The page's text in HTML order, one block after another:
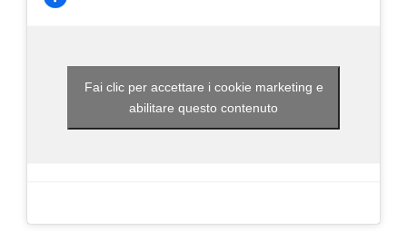
Fai clic per accettare i cookie marketing e
abilitare questo contenuto